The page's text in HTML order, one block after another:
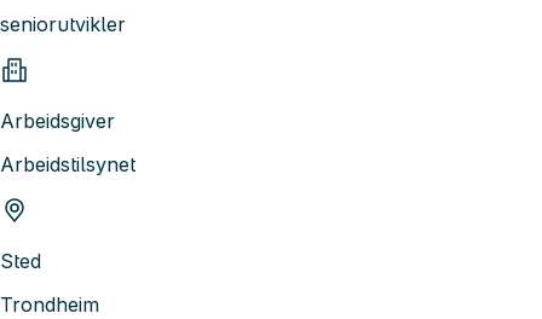
seniorutvikler
Arbeidsgiver
Arbeidstilsynet
Sted
Trondheim